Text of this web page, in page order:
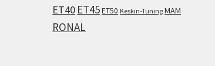
ET40 ET45ET50 Keskin-Tuning MAM
RONAL